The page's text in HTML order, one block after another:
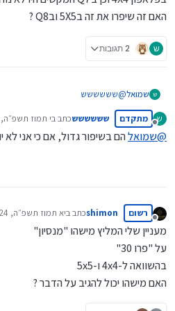
האם זה שיפרו את זה ב5X5 ובQ8 ?
ש 2 תגובות
ש שמואל@שששששש
בפלאפון 4X4 וכן בQ7 המקשים היו לא נוחים (בלשון המעטה),
האם זה שיפרו את זה ב5X5 ובQ8 ?
ש
מנותק
מתקדם ששששששכתב בי תמוז תשפ״ה, 16:54
נערך לאחרונה על ידי
@שמואלהם בשיפור גדול, אם כי אני לא
מנותק
רשום shimonכתב ביא תמוז תשפ״ה, 07:24
נערך לאחרונה על ידי shimon
מעניין שלי המליץ מישהו "מנסיון"
על "פרו 30"
בהשוואה ל-4x4 ו-5x5
האם מישהו יכול להגיב על הדבר ?